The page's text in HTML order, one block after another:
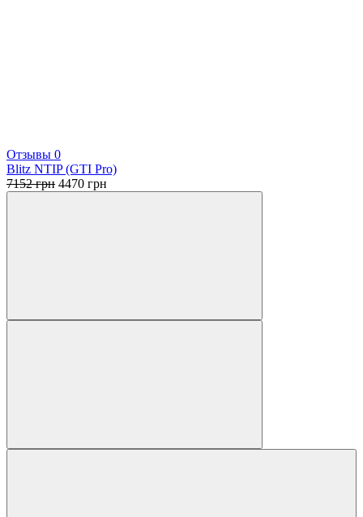
Отзывы 0
Blitz NTIP (GTI Pro)
7152грн Первоначальная
4470 грн